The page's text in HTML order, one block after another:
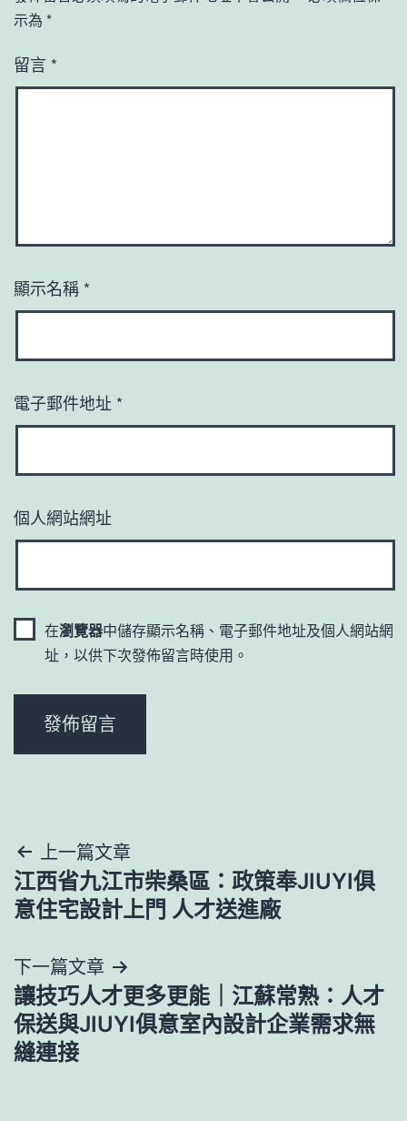
示為 *
留言 *
顯示名稱 *
電子郵件地址 *
個人網站網址
在瀏覽器中儲存顯示名稱、電子郵件地址及個人網站網
址，以供下次發佈留言時使用。
文
章
覽
上一篇文章
江西省九江市柴桑區：政策奉JIUYI俱
意住宅設計上門 人才送進廠
下一篇文章
讓技巧人才更多更能｜江蘇常熟：人才
保送與JIUYI俱意室內設計企業需求無
縫連接